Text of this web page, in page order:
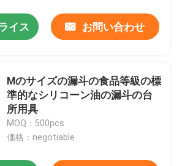
さい
イス お問い合わせ
Mのサイズの漏斗の食品等級の標
準的なシリコーン油の漏斗の台
所用具
MOQ：500pcs
価格：negotiable